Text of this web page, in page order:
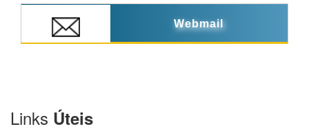
Webmail
Links Úteis